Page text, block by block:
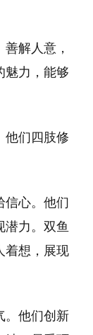
解人意，
魅力，能够
他们四肢修
信心。他们
潜力。双鱼
着想，展现
。他们创新